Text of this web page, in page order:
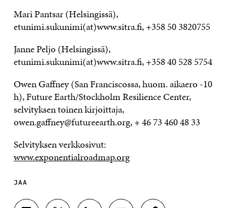
Mari Pantsar (Helsingissä),
etunimi.sukunimi(at)www.sitra.fi, +358 50 3820755
Janne Peljo (Helsingissä),
etunimi.sukunimi(at)www.sitra.fi, +358 40 528 5754
Owen Gaffney (San Franciscossa, huom. aikaero -10
h), Future Earth/Stockholm Resilience Center,
selvityksen toinen kirjoittaja,
owen.gaffney@futureearth.org, + 46 73 460 48 33
Selvityksen verkkosivut:
www.exponentialroadmap.org
JAA